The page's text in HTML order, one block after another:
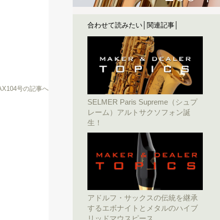
号の記事へ
合わせて読みたい│関連記事│
SELMER Paris Supreme（シュプ
レーム）アルトサクソフォン誕
生！
アドルフ・サックスの伝統を継承
するエボナイトとメタルのハイブ